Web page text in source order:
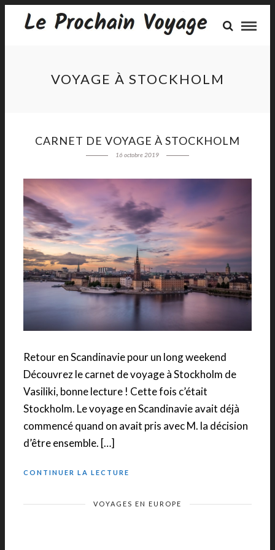
VOYAGE À STOCKHOLM
CARNET DE VOYAGE À STOCKHOLM
16 octobre 2019
Retour en Scandinavie pour un long weekend
Découvrez le carnet de voyage à Stockholm de
Vasiliki, bonne lecture ! Cette fois c’était
Stockholm. Le voyage en Scandinavie avait déjà
commencé quand on avait pris avec M. la décision
d’être ensemble. […]
CONTINUER LA LECTURE
VOYAGES EN EUROPE